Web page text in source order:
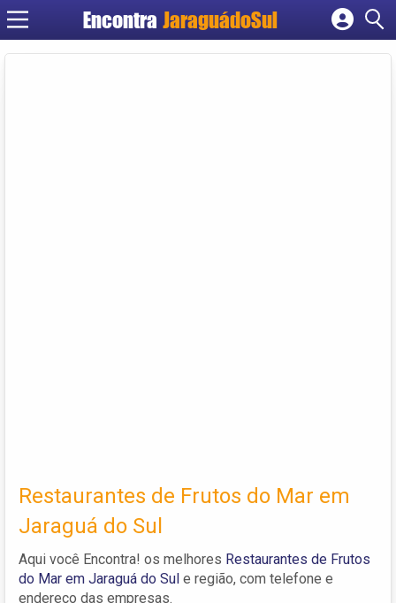
Encontra JaraguádoSul
Cadastrar empresa
Restaurantes de Frutos do Mar em
Jaraguá do Sul
Aqui você Encontra! os melhores Restaurantes de Frutos
do Mar em Jaraguá do Sul e região, com telefone e
endereço das empresas.